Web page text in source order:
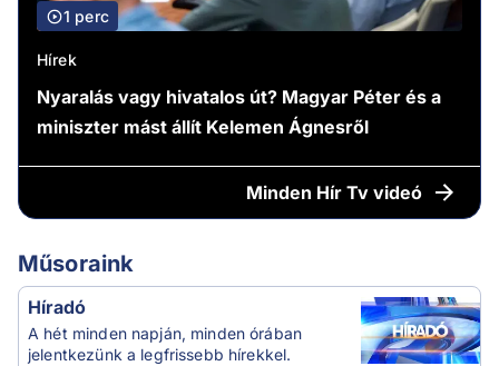
1 perc
Hírek
Nyaralás vagy hivatalos út? Magyar Péter és a
miniszter mást állít Kelemen Ágnesről
Minden Hír Tv videó
Műsoraink
Híradó
A hét minden napján, minden órában
jelentkezünk a legfrissebb hírekkel.